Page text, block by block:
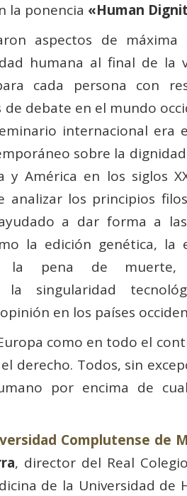
la ponencia «Human
aspectos de
humana al final de la
cada persona con
debate en el mundo
internacional era
sobre la
y América en los siglos
los principios
a dar forma a
la edición genética, la
la pena de
la singularidad
en los países
como en todo el
derecho. Todos, sin
por encima de
Complutense de
, director del Real
de la Universidad de